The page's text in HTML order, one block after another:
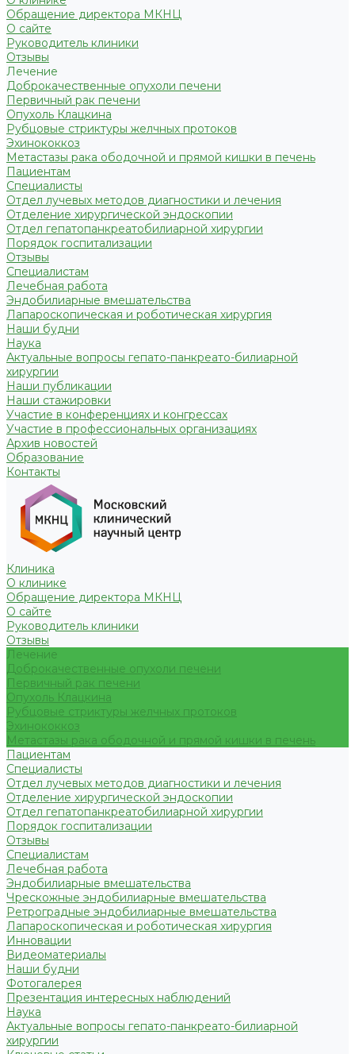
Обращение директора МКНЦ
О сайте
Руководитель клиники
Отзывы
Лечение
Доброкачественные опухоли печени
Первичный рак печени
Опухоль Клацкина
Рубцовые стриктуры желчных протоков
Эхинококкоз
Метастазы рака ободочной и прямой кишки в печень
Пациентам
Специалисты
Отдел лучевых методов диагностики и лечения
Отделение хирургической эндоскопии
Отдел гепатопанкреатобилиарной хирургии
Порядок госпитализации
Отзывы
Специалистам
Лечебная работа
Эндобилиарные вмешательства
Лапароскопическая и роботическая хирургия
Наши будни
Наука
Актуальные вопросы гепато-панкреато-билиарной
хирургии
Наши публикации
Наши стажировки
Участие в конференциях и конгрессах
Участие в профессиональных организациях
Архив новостей
Образование
Контакты
Клиника
О клинике
Обращение директора МКНЦ
О сайте
Руководитель клиники
Отзывы
Лечение
Доброкачественные опухоли печени
Первичный рак печени
Опухоль Клацкина
Рубцовые стриктуры желчных протоков
Эхинококкоз
Метастазы рака ободочной и прямой кишки в печень
Пациентам
Специалисты
Отдел лучевых методов диагностики и лечения
Отделение хирургической эндоскопии
Отдел гепатопанкреатобилиарной хирургии
Порядок госпитализации
Отзывы
Специалистам
Лечебная работа
Эндобилиарные вмешательства
Чрескожные эндобилиарные вмешательства
Ретроградные эндобилиарные вмешательства
Лапароскопическая и роботическая хирургия
Инновации
Видеоматериалы
Наши будни
Фотогалерея
Презентация интересных наблюдений
Наука
Актуальные вопросы гепато-панкреато-билиарной
хирургии